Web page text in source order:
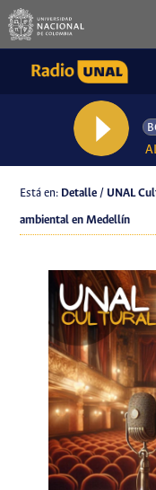
Está en: Detalle / UNAL
ambiental en Medellín